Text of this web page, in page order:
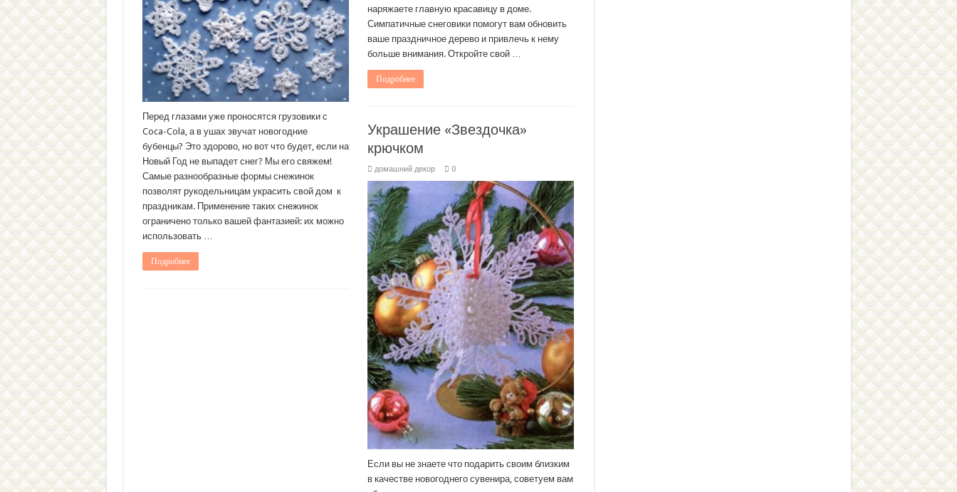
наряжаете главную красавицу в доме.
Симпатичные снеговики помогут вам обновить
ваше праздничное дерево и привлечь к нему
больше внимания. Откройте свой …
Подробнее
Перед глазами уже проносятся грузовики с
Coca-Cola, а в ушах звучат новогодние
бубенцы? Это здорово, но вот что будет, если на
Новый Год не выпадет снег? Мы его свяжем!
Самые разнообразные формы снежинок
позволят рукодельницам украсить свой дом к
праздникам. Применение таких снежинок
ограничено только вашей фантазией: их можно
использовать …
Подробнее
Украшение «Звездочка»
крючком
домашний декор 0
Если вы не знаете что подарить своим близким
в качестве новогоднего сувенира, советуем вам